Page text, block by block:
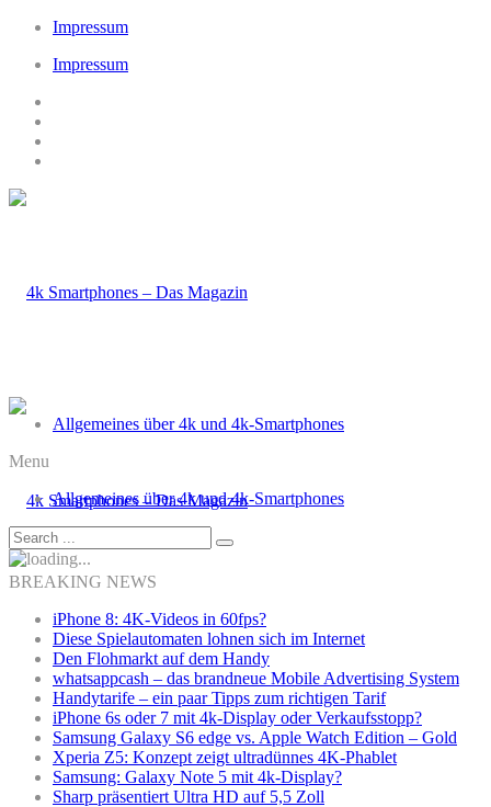
Impressum
Impressum
Allgemeines über 4k und 4k-Smartphones
Menu
Allgemeines über 4k und 4k-Smartphones
BREAKING NEWS
iPhone 8: 4K-Videos in 60fps?
Diese Spielautomaten lohnen sich im Internet
Den Flohmarkt auf dem Handy
whatsappcash – das brandneue Mobile Advertising System
Handytarife – ein paar Tipps zum richtigen Tarif
iPhone 6s oder 7 mit 4k-Display oder Verkaufsstopp?
Samsung Galaxy S6 edge vs. Apple Watch Edition – Gold
Xperia Z5: Konzept zeigt ultradünnes 4K-Phablet
Samsung: Galaxy Note 5 mit 4k-Display?
Sharp präsentiert Ultra HD auf 5,5 Zoll